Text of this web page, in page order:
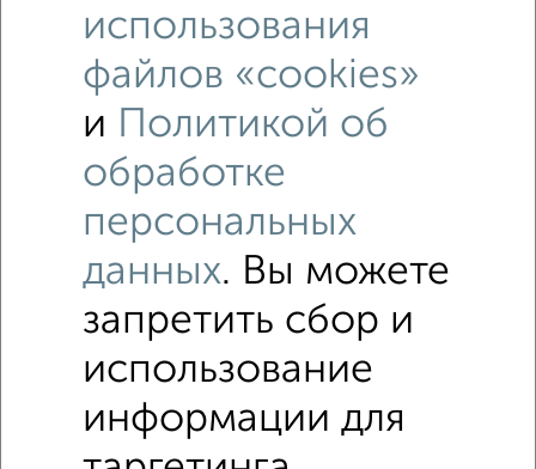
Недалеко от с ценой ниже
2‑комнатные квартиры
Поиск по схожим параметрам:
не первый этаж
с центральным отоплением Вторичное жилье
в панельном доме с раздельным санузлом
использования
файлов «cookies»
и Политикой об
обработке
персональных
данных. Вы можете
запретить сбор и
использование
информации для